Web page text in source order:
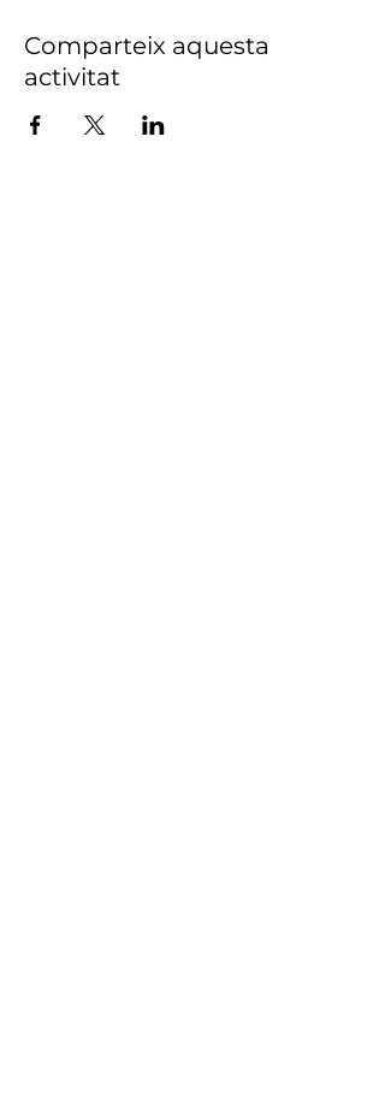
Comparteix aquesta
activitat